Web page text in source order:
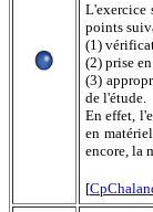
L'exercice
points
(1)
(2) prise
(3)
de l'étude.
En effet,
en
encore, la
[